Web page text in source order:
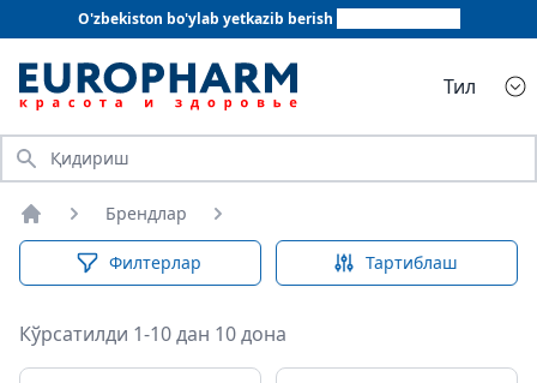
O'zbekiston bo'ylab yetkazib berish
Тил
Қидириш
Бош саҳифа
Брендлар
Филтерлар Тартиблаш
Кўрсатилди 1-10 дан 10 дона